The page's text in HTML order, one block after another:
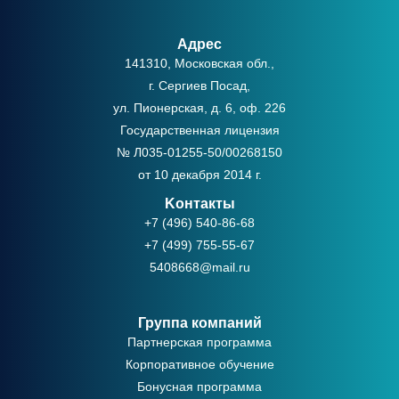
Адрес
141310, Московская обл.,
г. Сергиев Посад,
ул. Пионерская, д. 6, оф. 226
Государственная лицензия
№ Л035-01255-50/00268150
от 10 декабря 2014 г.
Kонтакты
+7 (496) 540-86-68
+7 (499) 755-55-67
5408668@mail.ru
Группа компаний
Партнерская программа
Корпоративное обучение
Бонусная программа